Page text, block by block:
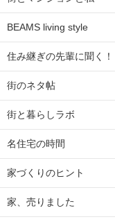
BEAMS living style
住み継ぎの先輩に聞く！
街のネタ帖
街と暮らしラボ
名住宅の時間
家づくりのヒント
家、売りました